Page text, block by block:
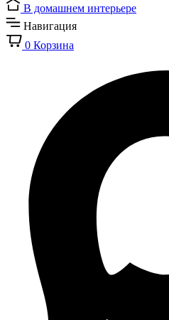
В домашнем интерьере
Навигация
0 Корзина